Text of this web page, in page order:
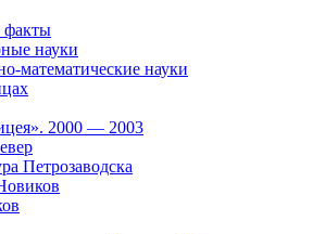
факты
науки
математические науки
2000 — 2003
Петрозаводска